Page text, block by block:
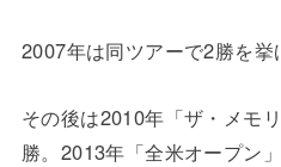
2007年は同ツアーで2勝を挙
その後は2010年「ザ・メモ
勝。2013年「全米オープン